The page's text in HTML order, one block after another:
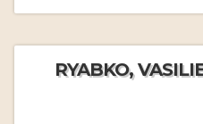
RYABKO,